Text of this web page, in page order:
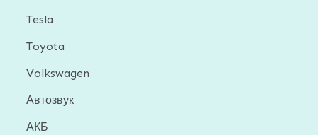
Tesla
Toyota
Volkswagen
Автозвук
АКБ